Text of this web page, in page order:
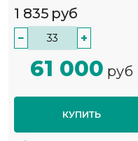
1 835 руб
− +
61 000 руб
КУПИТЬ